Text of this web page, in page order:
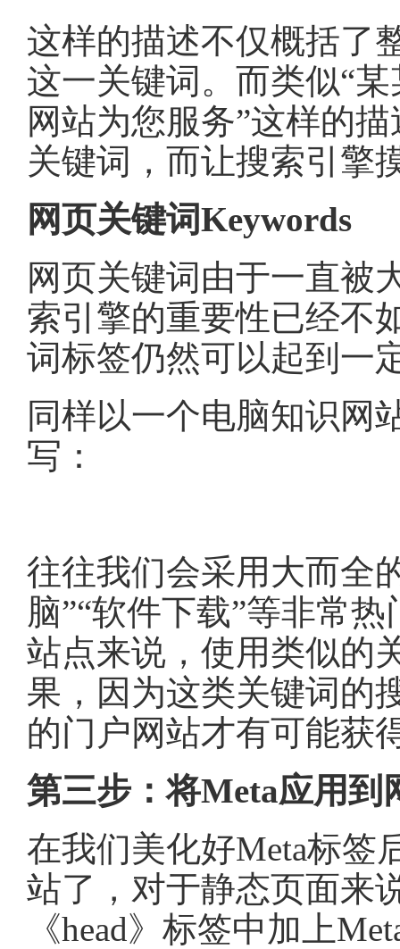
这样的描述不仅概括了
这一关键词。而类似“
网站为您服务”这样的
关键词，而让搜索引擎
网页关键词Keywords
网页关键词由于一直被
索引擎的重要性已经不
词标签仍然可以起到一
同样以一个电脑知识网
写：
往往我们会采用大而全
脑”“软件下载”等非常
站点来说，使用类似的
果，因为这类关键词的
的门户网站才有可能获
第三步：将Meta应用到
在我们美化好Meta标签
站了，对于静态页面来
《head》标签中加上